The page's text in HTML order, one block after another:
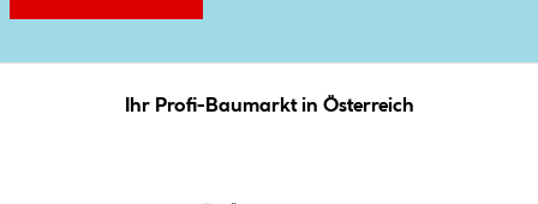
Ihr Profi-Baumarkt in Österreich